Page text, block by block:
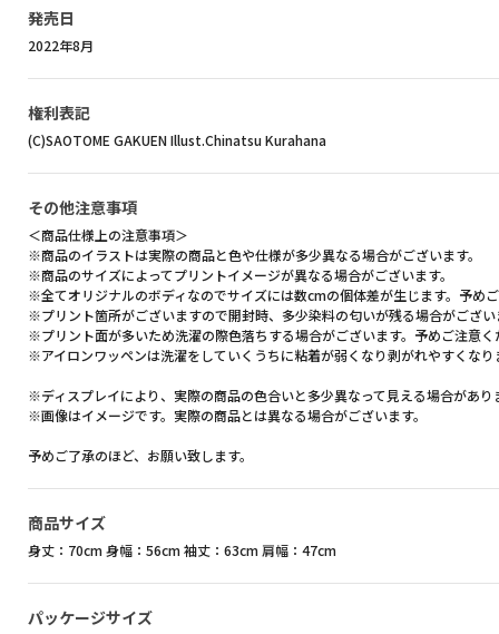
発売日
2022年8月
権利表記
(C)SAOTOME GAKUEN Illust.Chinatsu Kurahana
その他注意事項
＜商品仕様上の注意事項＞
※商品のイラストは実際の商品と色や仕様が多少異なる場合がございます。
※商品のサイズによってプリントイメージが異なる場合がございます。
※全てオリジナルのボディなのでサイズには数cmの個体差が生じます。予め
※プリント箇所がございますので開封時、多少染料の匂いが残る場合がござい
※プリント面が多いため洗濯の際色落ちする場合がございます。予めご注意く
※アイロンワッペンは洗濯をしていくうちに粘着が弱くなり剥がれやすくな
※ディスプレイにより、実際の商品の色合いと多少異なって見える場合があり
※画像はイメージです。実際の商品とは異なる場合がございます。
予めご了承のほど、お願い致します。
商品サイズ
身丈：70cm 身幅：56cm 袖丈：63cm 肩幅：47cm
パッケージサイズ